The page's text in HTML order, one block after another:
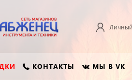
КОНТАКТЫ МЫ В VK